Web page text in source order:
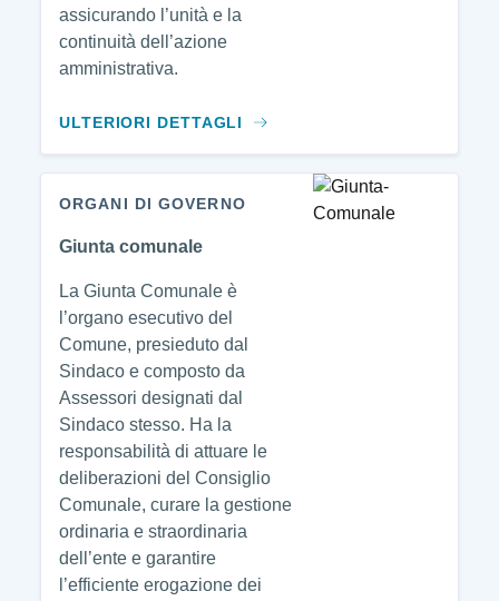
assicurando l’unità e la
continuità dell’azione
amministrativa.
ULTERIORI DETTAGLI
ORGANI DI GOVERNO
Giunta comunale
La Giunta Comunale è
l’organo esecutivo del
Comune, presieduto dal
Sindaco e composto da
Assessori designati dal
Sindaco stesso. Ha la
responsabilità di attuare le
deliberazioni del Consiglio
Comunale, curare la gestione
ordinaria e straordinaria
dell’ente e garantire
l’efficiente erogazione dei